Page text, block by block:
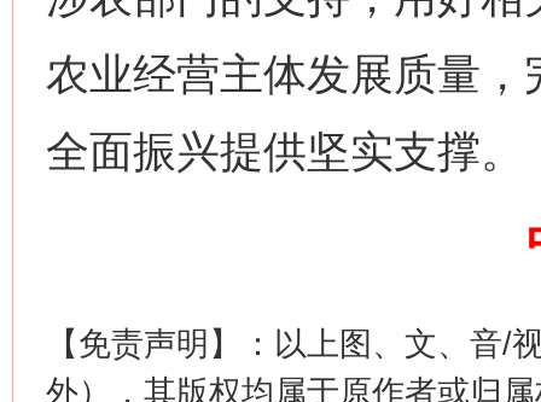
农业经营主体发展质量
全面振兴提供坚实支撑。
【免责声明】：以上图、文、音/
外），其版权均属于原作者或归